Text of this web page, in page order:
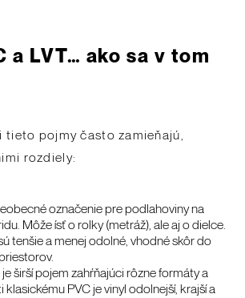
a LVT… ako sa v tom
tieto pojmy často zamieňajú,
rozdiely:
označenie pre podlahoviny na
Môže ísť o rolky (metráž), ale aj o dielce.
tenšie a menej odolné, vhodné skôr do
je širší pojem zahŕňajúci rôzne formáty a
PVC je vinyl odolnejší, krajší a